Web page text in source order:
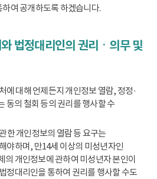
여 공개하도록 하겠습니다.
법정대리인의 권리ㆍ의무 및
대해 언제든지 개인정보 열람, 정정·
동의 철회 등의 권리를 행사할 수
한 개인정보의 열람 등 요구는
야하며, 만14세 이상의 미성년자인
의 개인정보에 관하여 미성년자 본인이
정대리인을 통하여 권리를 행사할 수도